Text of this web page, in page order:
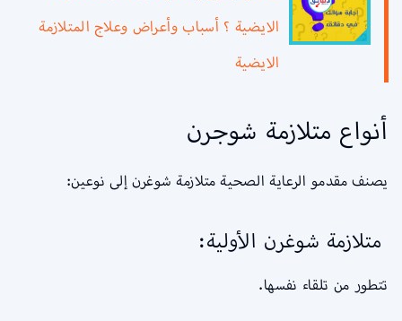
الايضية ؟ أسباب وأعراض وعلاج المتلازمة
الايضية
أنواع متلازمة شوجرن
يصنف مقدمو الرعاية الصحية متلازمة شوغرن إلى نوعين:
متلازمة شوغرن الأولية:
تتطور من تلقاء نفسها.